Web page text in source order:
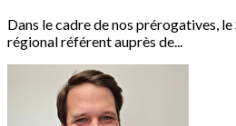
Dans le cadre de nos prérogatives,
régional référent auprès de...